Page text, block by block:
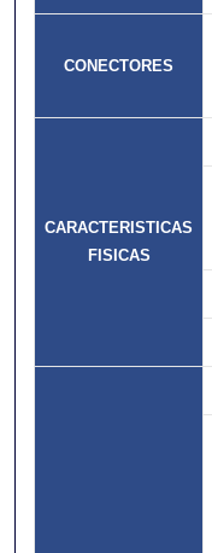
CONECTORES
CARACTERISTICAS
FISICAS